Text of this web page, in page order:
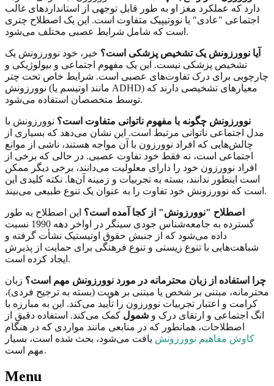
دارد که عملکرد مغز او به طور قابل توجهی از استانداردهای غالب
اجتماعی "عادی" یا نووتیپیک متفاوت است. این یک اصطلاح چتری
است که شامل شرایط عصبی مختلف می‌شود.
آیا نوورزونش یک تشخیص پزشکی است؟ خیر، خود نوورزونش یک
تشخیص پزشکی نیست. این یک مفهوم اجتماعی و بیولوژیکی و
چارچوبی برای درک تفاوت‌های عصبی است. شرایط خاص تحت چتر
نوورزونش (مانند اوتیسم یا ADHD) معیارهای تشخیصی دارند که
توسط متخصصان استفاده می‌شود.
نوورزونش چگونه با مفهوم ناتوانی متفاوت است؟ نوورزونش با
مدل اجتماعی ناتوانی مرتبط است. این نشان می‌دهد که بسیاری از
چالش‌هایی که افراد نوورزون با آن مواجه هستند، ناشی از موانع
اجتماعی است، نه فقط خود تفاوت عصبی. در حالی که برخی از
افراد نوورزون خود را دارای معلولیت می‌دانند، برخی دیگر ممکن
است اینطور ندانند، بسته به تجربیات و زمینه آن‌ها. نکته کلیدی این
است که نوورزونش خود تفاوت را به عنوان یک تنوع طبیعی می‌بیند.
اصطلاح "نوورزونش" از کجا آمده است؟ این اصطلاح به طور
گسترده به جامعه‌شناس جودی سینگر در اواخر دهه 1990 نسبت
داده می‌شود که از جنبش حقوق اوتیستیک نشأت گرفته و
شباهت‌هایی با تنوع زیستی و تنوع فرهنگی برای حمایت از پذیرش
ایجاد کرده است.
چرا استفاده از زبان محترمانه در مورد نوورزونش مهم است؟ زبان
محترمانه، مبتنی بر شخص یا مبتنی بر هویت (بسته به ترجیح فردی)،
کرامت و اعتبار تجربیات نوورزون را تأیید می‌کند. این به مبارزه با
انگ اجتماعی و ارتقای درک و شمول کمک می‌کند. استفاده دقیق از
اصطلاحات، همانطور که در منابعی مانند مواردی که در هنگام
کاوش مفاهیم نوورزونش یافت می‌شود، بحث شده است، بسیار
مهم است.
Menu